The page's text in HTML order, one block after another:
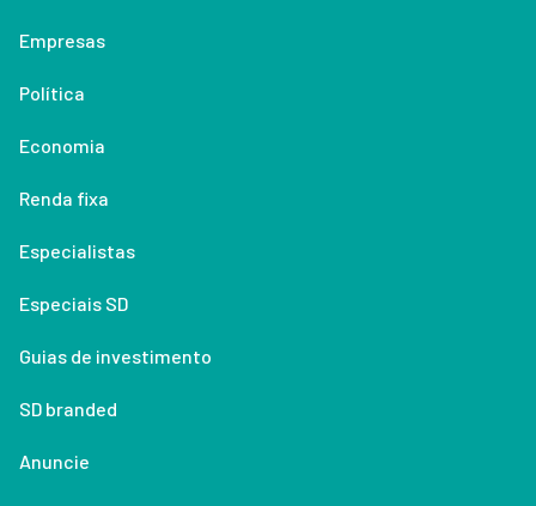
Empresas
Política
Economia
Renda fixa
Especialistas
Especiais SD
Guias de investimento
SD branded
Anuncie